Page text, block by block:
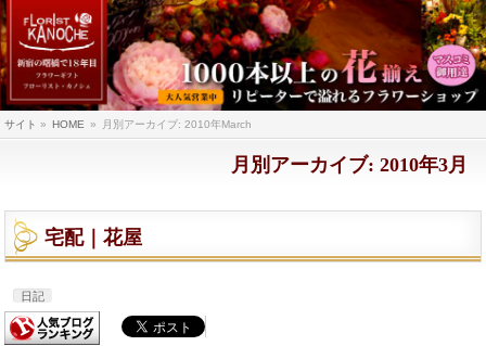
サイト » HOME » 月別アーカイブ: 2010年March
月別アーカイブ: 2010年3月
宅配｜花屋
日記